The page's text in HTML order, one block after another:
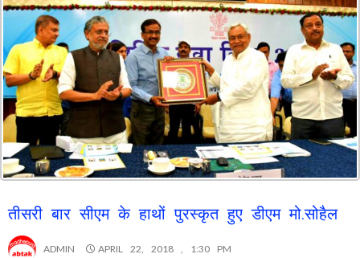
तीसरी बार सीएम के हाथों पुरस्कृत हुए डीएम मो.सोहैल
ADMIN APRIL 22, 2018 , 1:30 PM